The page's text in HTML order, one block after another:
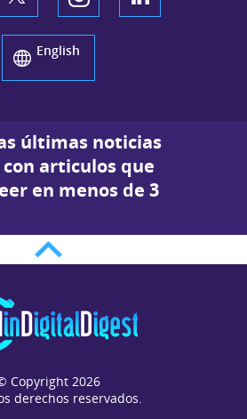
English
últimas noticias
articulos que
en menos de 3
Copyright 2026
derechos reservados.